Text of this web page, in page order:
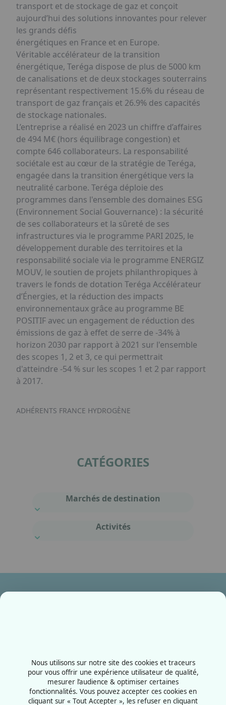
transport et de stockage de gaz et conçoit
aujourd’hui des solutions innovantes pour relever
les grands défis
énergétiques en France et en Europe.
Véritable accélérateur de la transition
énergétique, Teréga dispose de plus de 5000 km
de canalisations et de deux stockages souterrains
représentant respectivement 15.6% du réseau de
transport de gaz français et 26.9% des capacités
de stockage nationales.
L’entreprise a réalisé en 2023 un chiffre d’affaires
de 494 M€ (hors équilibrage congestion) et
compte 646 collaborateurs. La responsabilité
sociétale est au cœur de la stratégie de Teréga,
engagée dans la transition énergétique vers la
neutralité carbone. Teréga déploie des
programmes dans l'ensemble des domaines ESG
(Environnement Social Gouvernance) : la sécurité
de ses collaborateurs et la sûreté de ses
infrastructures via le programme PARI 2025, le
développement durable des territoires et la
responsabilité sociale via le programme ENERGIZ
MOUV, le soutien de projets philanthropiques à
travers le fonds de dotation Teréga Accélérateur
d’Énergies, et la réduction des impacts
environnementaux grâce au programme BE
POSITIF avec un engagement de réduction des
émissions de gaz à effet de serre de -34% à
horizon 2030 par rapport à 2021 sur l'ensemble
des scopes 1, 2 et 3, ce qui permettrait
d'atteindre -54 % sur les scopes 1 et 2 par rapport
à 2017.
ADHÉRENTS FRANCE HYDROGÈNE
CATÉGORIES
Marchés de destination
Activités
Rue de la Grange aux bois
57070 - Metz
France
Nous utilisons sur notre site des cookies et traceurs
pour vous offrir une expérience utilisateur de qualité,
mesurer l’audience & optimiser certaines
fonctionnalités. Vous pouvez accepter ces cookies en
cliquant sur « Tout Accepter », les refuser en cliquant